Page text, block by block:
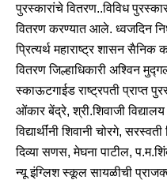
पुरस्कारांचे वितरण..विविध
वितरण करण्यात आले. ध्वजदिन
प्रित्यर्थ महाराष्ट्र शासन सैनिक
वितरण जिल्हाधिकारी अश्विन
स्काऊटगाईड राष्ट्रपती प्राप्त
ओंकार बेंद्रे, श्री.शिवाजी
विद्यार्थींनी शिवानी चोरगे,
दिव्या सणस, मेघना पाटील,
न्यू इंग्लिश स्कूल सायळीची